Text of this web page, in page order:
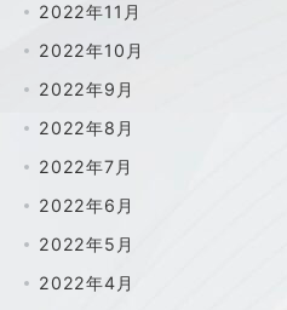
2022年11月
2022年10月
2022年9月
2022年8月
2022年7月
2022年6月
2022年5月
2022年4月